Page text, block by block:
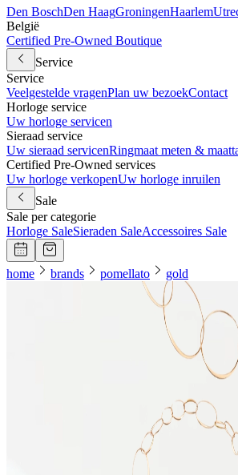
Den BoschDen HaagGroningenHaarlem
België
Certified Pre-Owned Boutique
Service
Service
Veelgestelde vragenPlan uw bezoekContact
Horloge service
Uw horloge servicen
Sieraad service
Uw sieraad servicenRingmaat meten &
Certified Pre-Owned services
Uw horloge verkopenUw horloge inruilen
Sale
Sale per categorie
Horloge SaleSieraden SaleAccessoires Sale
home brands pomellato gold